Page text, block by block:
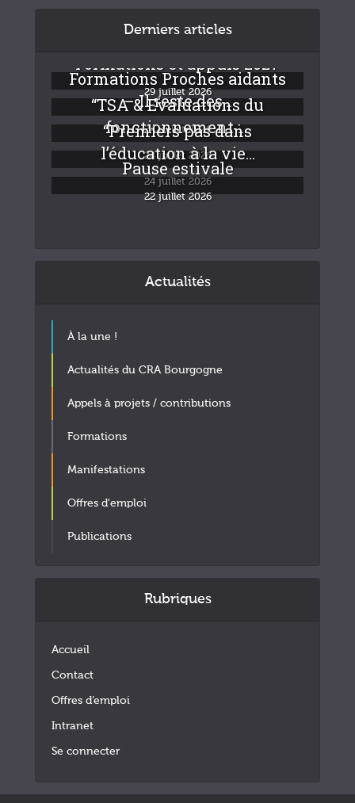
Derniers articles
Formations et appuis 2027
29 juillet 2026
Formations Proches aidants
– Il reste des...
24 juillet 2026
“TSA & Evaluations du
fonctionnement :...
24 juillet 2026
“Premiers pas dans
l’éducation à la vie...
24 juillet 2026
Pause estivale
22 juillet 2026
Actualités
À la une !
Actualités du CRA Bourgogne
Appels à projets / contributions
Formations
Manifestations
Offres d'emploi
Publications
Rubriques
Accueil
Contact
Offres d’emploi
Intranet
Se connecter